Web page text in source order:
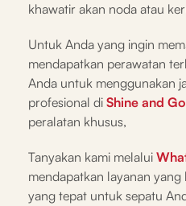
khawatir akan noda atau
Untuk Anda yang ingin
mendapatkan perawatan
Anda untuk menggunakan
profesional di Shine and Go
peralatan khusus,
Tanyakan kami melalui
mendapatkan layanan
yang tepat untuk sepatu